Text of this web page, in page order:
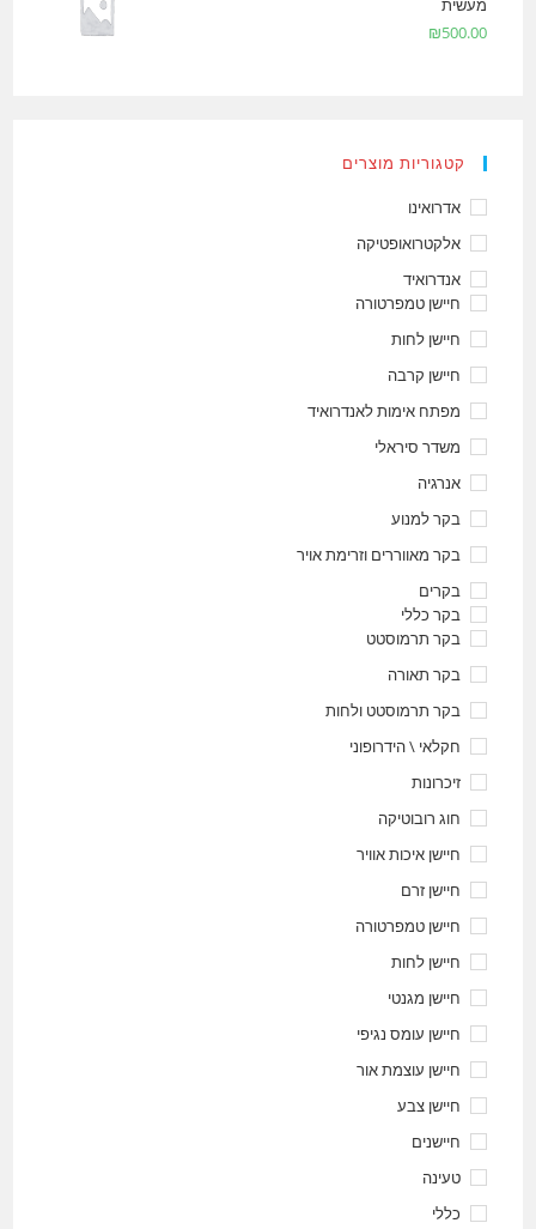
מעשית
₪500.00
קטגוריות מוצרים
אדרואינו
אלקטרואופטיקה
אנדרואיד
חיישן טמפרטורה
חיישן לחות
חיישן קרבה
מפתח אימות לאנדרואיד
משדר סיראלי
אנרגיה
בקר למנוע
בקר מאווררים וזרימת אויר
בקרים
בקר כללי
בקר תרמוסטט
בקר תאורה
בקר תרמוסטט ולחות
חקלאי \ הידרופוני
זיכרונות
חוג רובוטיקה
חיישן איכות אוויר
חיישן זרם
חיישן טמפרטורה
חיישן לחות
חיישן מגנטי
חיישן עומס נגיפי
חיישן עוצמת אור
חיישן צבע
חיישנים
טעינה
כללי